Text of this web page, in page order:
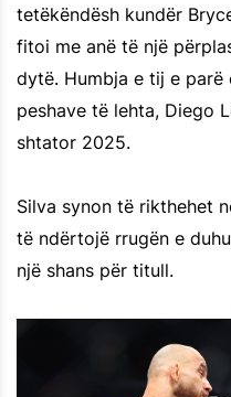
tetëkëndësh kundër
fitoi me anë të një
dytë. Humbja e tij e
peshave të lehta, Diego
shtator 2025.
Silva synon të rikthehet
të ndërtojë rrugën e
një shans për titull.